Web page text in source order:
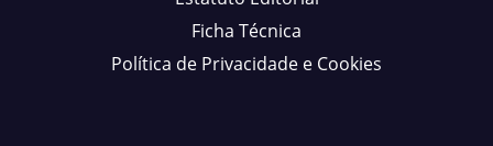
Ficha Técnica
Política de Privacidade e Cookies